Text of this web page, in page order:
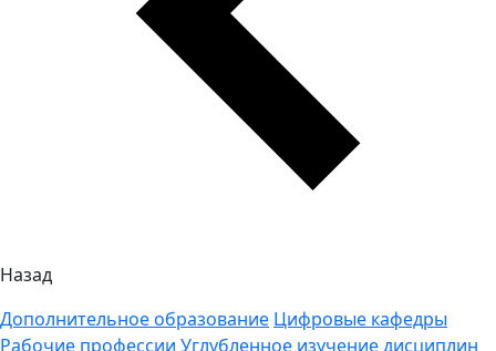
Назад
Дополнительное образование Цифровые кафедры
Рабочие профессии Углубленное изучение дисциплин